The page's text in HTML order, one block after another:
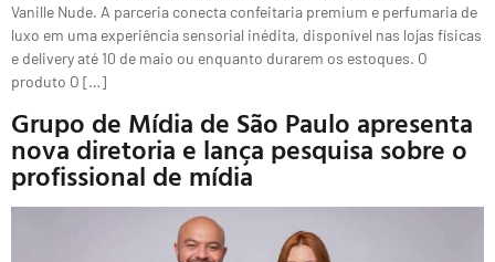
Vanille Nude. A parceria conecta confeitaria premium e perfumaria de
luxo em uma experiência sensorial inédita, disponível nas lojas físicas
e delivery até 10 de maio ou enquanto durarem os estoques. O
produto O […]
Grupo de Mídia de São Paulo apresenta
nova diretoria e lança pesquisa sobre o
profissional de mídia